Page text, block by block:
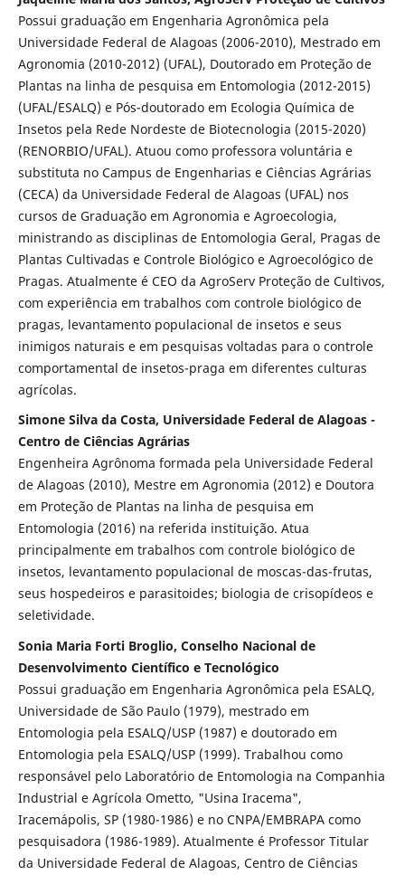
Possui graduação em Engenharia Agronômica pela
Universidade Federal de Alagoas (2006-2010), Mestrado em
Agronomia (2010-2012) (UFAL), Doutorado em Proteção de
Plantas na linha de pesquisa em Entomologia (2012-2015)
(UFAL/ESALQ) e Pós-doutorado em Ecologia Química de
Insetos pela Rede Nordeste de Biotecnologia (2015-2020)
(RENORBIO/UFAL). Atuou como professora voluntária e
substituta no Campus de Engenharias e Ciências Agrárias
(CECA) da Universidade Federal de Alagoas (UFAL) nos
cursos de Graduação em Agronomia e Agroecologia,
ministrando as disciplinas de Entomologia Geral, Pragas de
Plantas Cultivadas e Controle Biológico e Agroecológico de
Pragas. Atualmente é CEO da AgroServ Proteção de Cultivos,
com experiência em trabalhos com controle biológico de
pragas, levantamento populacional de insetos e seus
inimigos naturais e em pesquisas voltadas para o controle
comportamental de insetos-praga em diferentes culturas
agrícolas.
Simone Silva da Costa, Universidade Federal de Alagoas -
Centro de Ciências Agrárias
Engenheira Agrônoma formada pela Universidade Federal
de Alagoas (2010), Mestre em Agronomia (2012) e Doutora
em Proteção de Plantas na linha de pesquisa em
Entomologia (2016) na referida instituição. Atua
principalmente em trabalhos com controle biológico de
insetos, levantamento populacional de moscas-das-frutas,
seus hospedeiros e parasitoides; biologia de crisopídeos e
seletividade.
Sonia Maria Forti Broglio, Conselho Nacional de
Desenvolvimento Científico e Tecnológico
Possui graduação em Engenharia Agronômica pela ESALQ,
Universidade de São Paulo (1979), mestrado em
Entomologia pela ESALQ/USP (1987) e doutorado em
Entomologia pela ESALQ/USP (1999). Trabalhou como
responsável pelo Laboratório de Entomologia na Companhia
Industrial e Agrícola Ometto, "Usina Iracema",
Iracemápolis, SP (1980-1986) e no CNPA/EMBRAPA como
pesquisadora (1986-1989). Atualmente é Professor Titular
da Universidade Federal de Alagoas, Centro de Ciências